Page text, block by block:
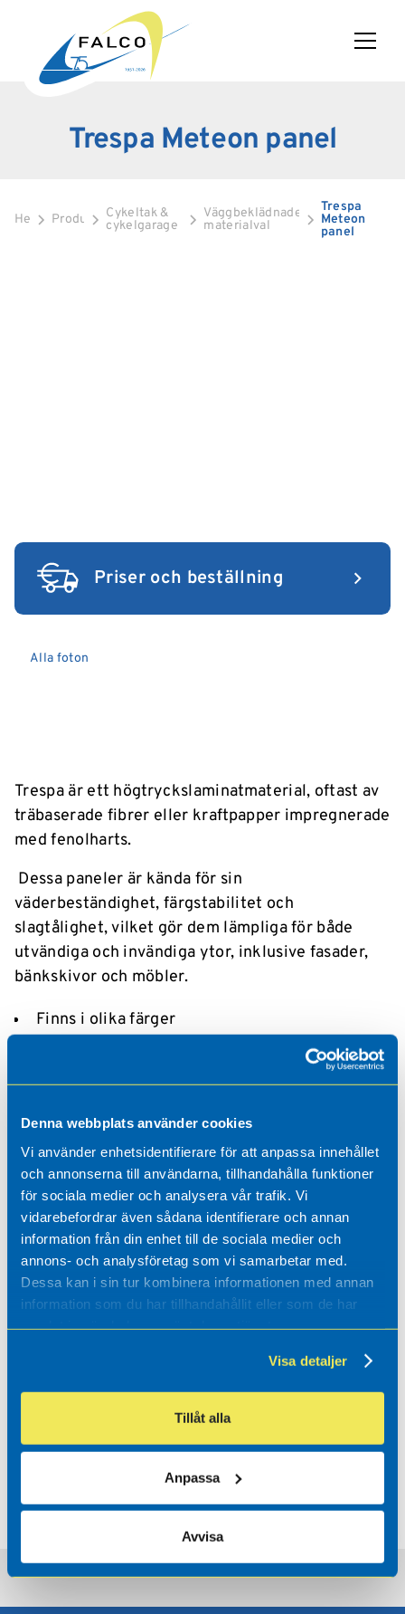
Denna webbplats använder cookies
Vi använder enhetsidentifierare för att anpassa innehållet
och annonserna till användarna, tillhandahålla funktioner
för sociala medier och analysera vår trafik. Vi
vidarebefordrar även sådana identifierare och annan
information från din enhet till de sociala medier och
annons- och analysföretag som vi samarbetar med.
Dessa kan i sin tur kombinera informationen med annan
information som du har tillhandahållit eller som de har
samlat in när du har använt deras tjänster.
Visa detaljer
Tillåt alla
Anpassa
Avvisa
Trespa Meteon panel
Hem ProdukterCykeltak &
cykelgarage
Väggbeklädnader
materialval
Trespa
Meteon
panel
Behöver ni råd & tips?
Ring så hjälper vi dig:
08 750 80 15
Eller
info@modulkonstruktion.se
Trespa är ett högtryckslaminatmaterial, oftast av
träbaserade fibrer eller kraftpapper impregnerade
med fenolharts.
Dessa paneler är kända för sin
väderbeständighet, färgstabilitet och
slagtålighet, vilket gör dem lämpliga för både
utvändiga och invändiga ytor, inklusive fasader,
bänkskivor och möbler.
Finns i olika färger
Priser och beställning
Alla foton
Visa alla projekt